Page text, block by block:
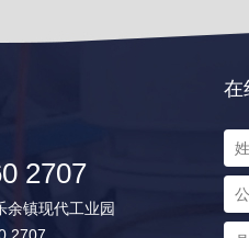
2707
余镇现代工业园
在